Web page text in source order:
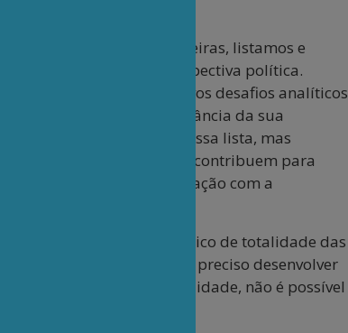
das esquerdas brasileiras, listamos e
a partir dessa perspectiva política.
enorme, colocando novos desafios analíticos
tendo em vista a importância da sua
valor ficaram de fora dessa lista, mas
momento, aquelas que contribuem para
o entendimento da relação com a
tributário de um diagnóstico de totalidade das
Como Adorno, é preciso desenvolver
crítica e imanente da totalidade, não é possível